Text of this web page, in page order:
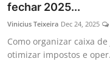
fechar 2025...
Vinicius Teixeira Dec 24, 2025
Como organizar caixa
otimizar impostos e